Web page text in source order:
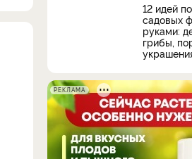
12 идей
садовых
руками:
грибы,
РЕКЛАМА